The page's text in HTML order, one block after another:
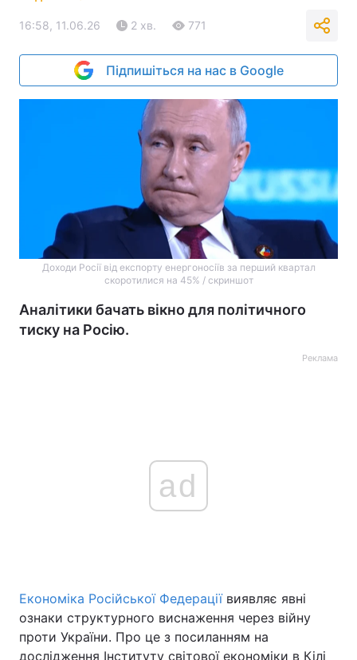
16:58, 11.06.26 2 хв. 771
Підпишіться на нас в Google
Доходи Росії від експорту енергоносіїв за перший квартал
скоротилися на 45% / скриншот
Аналітики бачать вікно для політичного
тиску на Росію.
Реклама
ad
Економіка Російської Федераціївиявляє явні
ознаки структурного виснаження через війну
проти України. Про це з посиланням на
дослідження Інституту світової економіки в Кілі